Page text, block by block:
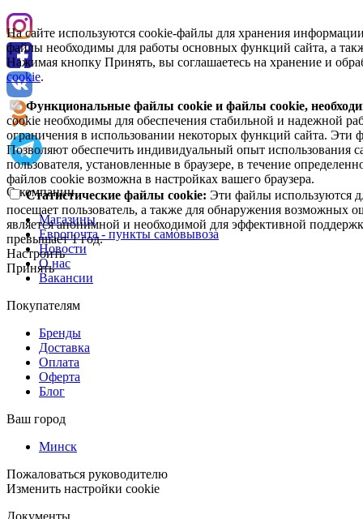
На сайте используются cookie-файлы для хранения
файлы необходимы для работы основных функций сайта, а
Нажимая кнопку Принять, вы соглашаетесь на хранение и
cookie.
Функциональные файлы cookie и файлы cookie,
cookie необходимы для обеспечения стабильной и надежной
ограничения в использовании некоторых функций сайта. Эти
Позволяют обеспечить индивидуальный опыт использования
пользователя, установленные в браузере, в течение
файлов cookie возможна в настройках вашего браузера.
Статистические файлы cookie: Эти файлы используются
посещает пользователь, а также для обнаружения возможных
является анонимной и необходимой для эффективной
превышает 1 год.
Настроить
Принять
О компании
Магазины
Европочта - пункты самовывоза
Новости
О нас
Вакансии
Покупателям
Бренды
Доставка
Оплата
Оферта
Блог
Ваш город
Минск
Пожаловаться руководителю
Изменить настройки cookie
Документы